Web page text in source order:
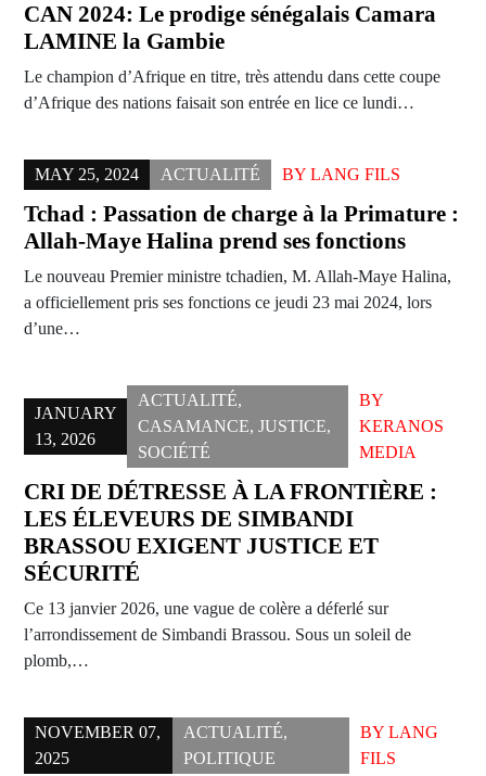
CAN 2024: Le prodige sénégalais Camara
LAMINE la Gambie
Le champion d’Afrique en titre, très attendu dans cette coupe
d’Afrique des nations faisait son entrée en lice ce lundi…
MAY 25, 2024 ACTUALITÉ BY LANG FILS
Tchad : Passation de charge à la Primature :
Allah-Maye Halina prend ses fonctions
Le nouveau Premier ministre tchadien, M. Allah-Maye Halina,
a officiellement pris ses fonctions ce jeudi 23 mai 2024, lors
d’une…
JANUARY
13, 2026
ACTUALITÉ,
CASAMANCE, JUSTICE,
SOCIÉTÉ
BY
KERANOS
MEDIA
CRI DE DÉTRESSE À LA FRONTIÈRE :
LES ÉLEVEURS DE SIMBANDI
BRASSOU EXIGENT JUSTICE ET
SÉCURITÉ
Ce 13 janvier 2026, une vague de colère a déferlé sur
l’arrondissement de Simbandi Brassou. Sous un soleil de
plomb,…
NOVEMBER 07,
2025
ACTUALITÉ,
POLITIQUE
BY LANG
FILS